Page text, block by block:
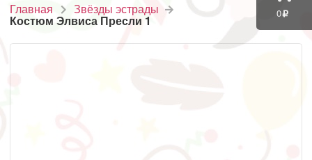
0
Главная Звёзды эстрады
Костюм Элвиса Пресли 1